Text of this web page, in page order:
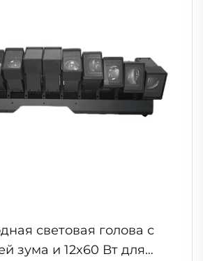
световая голова с
зума и 12x60 Вт для